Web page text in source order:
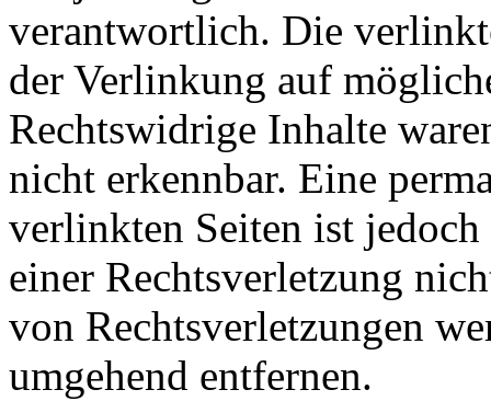
verantwortlich. Die
der Verlinkung auf
Rechtswidrige Inhalte
nicht erkennbar. Eine
verlinkten Seiten ist
einer Rechtsverletzung
von Rechtsverletzungen
umgehend entfernen.